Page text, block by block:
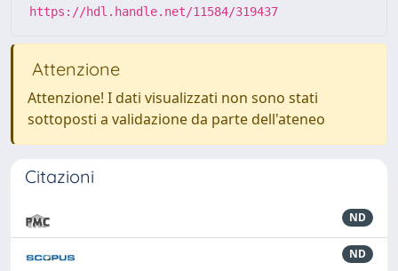
https://hdl.handle.net/11584/319437
Attenzione
Attenzione! I dati visualizzati non sono stati
sottoposti a validazione da parte dell'ateneo
Citazioni
ND
ND